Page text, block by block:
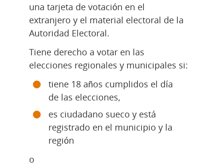
una tarjeta de votación en el
extranjero y el material electoral de la
Autoridad Electoral.
Tiene derecho a votar en las
elecciones regionales y municipales si:
tiene 18 años cumplidos el día
de las elecciones,
es ciudadano sueco y está
registrado en el municipio y la
región
o